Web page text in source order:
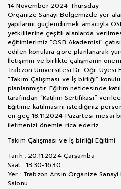
14 November 2024 Thursday
Organize Sanayi Bölgemizde yer
yapılarını güçlendirmek amacıyla
yetkililerine çeşitli alanlarda
eğitimlerimiz “OSB Akademisi”
edilen konulara göre planlanarak
İletişimin ve birlikte çalışmanın
Trabzon Üniversitesi Dr. Öğr. Üyesi
“Takım Çalışması ve İş birliği”
planlanmıştır. Eğitim neticesinde
tarafından “Katılım Sertifikası”
Eğitime katılmasını istediğiniz
en geç 18.11.2024 Pazartesi mesai
iletmenizi önemle rica ederiz.
Takım Çalışması ve İş birliği Eğitimi
Tarih : 20.11.2024 Çarşamba
Saat : 13.30-16.30
Yer : Trabzon Arsin Organize
Salonu